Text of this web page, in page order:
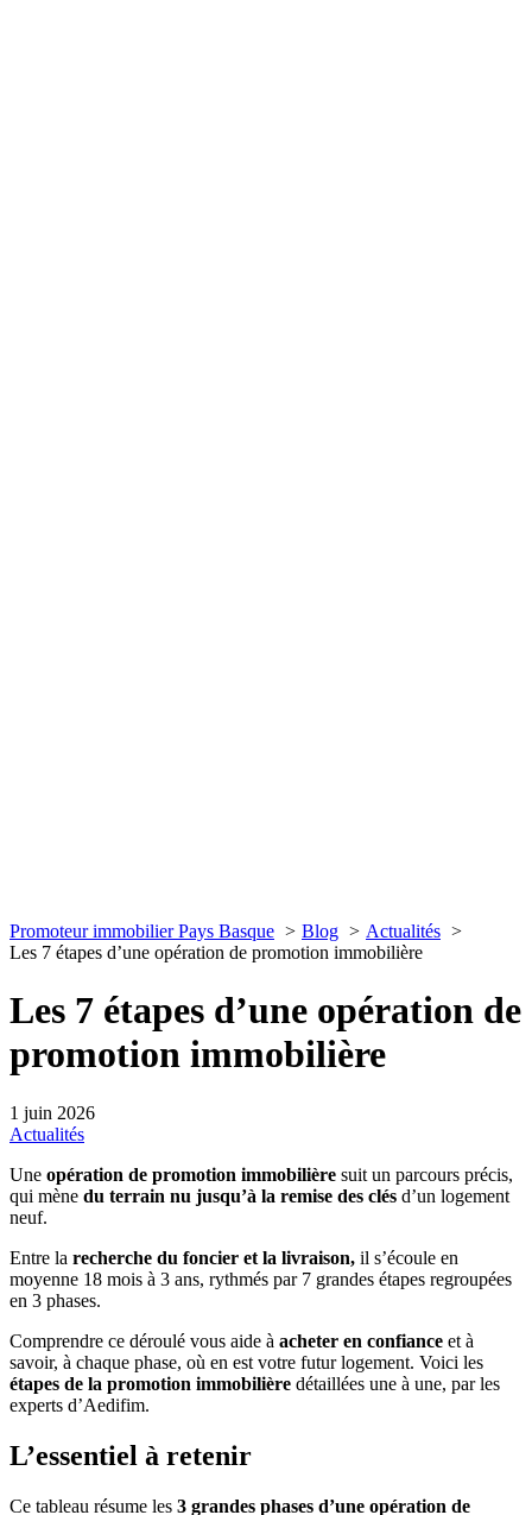
Promoteur immobilier Pays Basque Blog
Actualités
Les 7 étapes d’une opération de promotion immobilière
Les 7 étapes d’une opération de
promotion immobilière
1 juin 2026
Actualités
Une opération de promotion immobilière suit un parcours précis,
qui mène du terrain nu jusqu’à la remise des clés d’un logement
neuf.
Entre la recherche du foncier et la livraison, il s’écoule en
moyenne 18 mois à 3 ans, rythmés par 7 grandes étapes regroupées
en 3 phases.
Comprendre ce déroulé vous aide à acheter en confiance et à
savoir, à chaque phase, où en est votre futur logement. Voici les
étapes de la promotion immobilière détaillées une à une, par les
experts d’Aedifim.
L’essentiel à retenir
Ce tableau résume les 3 grandes phases d’une opération de